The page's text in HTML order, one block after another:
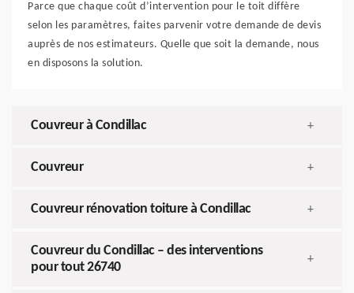
Parce que chaque coût d’intervention pour le toit diffère
selon les paramètres, faites parvenir votre demande de devis
auprès de nos estimateurs. Quelle que soit la demande, nous
en disposons la solution.
Couvreur à Condillac +
Couvreur +
Couvreur rénovation toiture à Condillac +
Couvreur du Condillac – des interventions
pour tout 26740
+